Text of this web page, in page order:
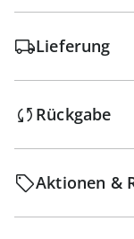
Lieferung
Rückgabe
Aktionen &